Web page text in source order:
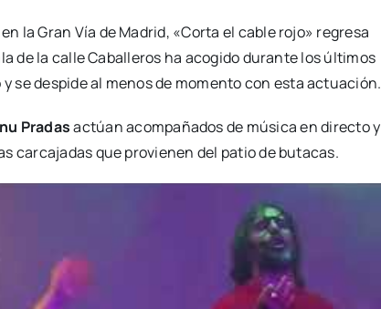
la Gran Vía de Madrid, «Cor­ta el cable rojo» regre­sa
de la calle Caba­lle­ros ha aco­gi­do duran­te los últi­mos
se des­pi­de al menos de momen­to con esta actua­ción.
Pra­dasactúan acom­pa­ña­dos de músi­ca en direc­to y
car­ca­ja­das que pro­vie­nen del patio de buta­cas.